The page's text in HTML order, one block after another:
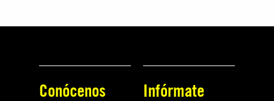
Conócenos Infórmate